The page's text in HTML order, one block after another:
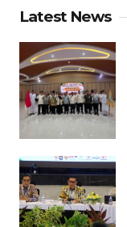
Latest News